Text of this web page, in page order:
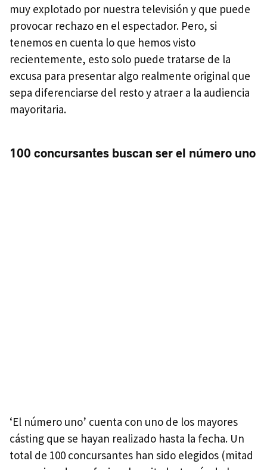
muy explotado por nuestra televisión y que puede
provocar rechazo en el espectador. Pero, si
tenemos en cuenta lo que hemos visto
recientemente, esto solo puede tratarse de la
excusa para presentar algo realmente original que
sepa diferenciarse del resto y atraer a la audiencia
mayoritaria.
100 concursantes buscan ser el número uno
‘El número uno’ cuenta con uno de los mayores
cásting que se hayan realizado hasta la fecha. Un
total de 100 concursantes han sido elegidos (mitad